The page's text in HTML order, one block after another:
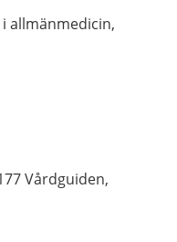
allmänmedicin,
Vårdguiden,